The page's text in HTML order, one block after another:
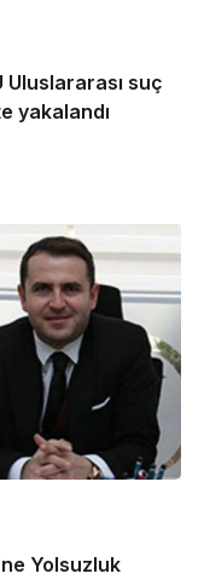
Uluslararası suç
yakalandı
Yolsuzluk